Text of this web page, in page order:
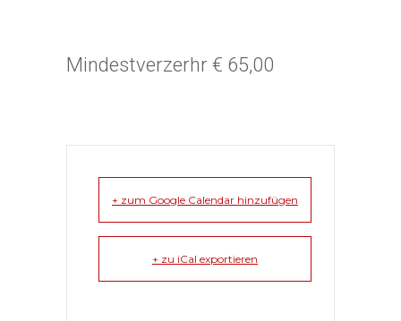
Mindestverzerhr € 65,00
+ zum Google Calendar hinzufügen
+ zu iCal exportieren